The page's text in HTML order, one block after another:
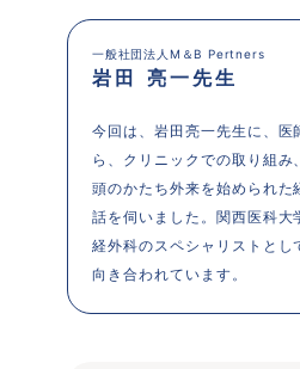
一般社団法人M＆B Pertners
岩田 亮一先生
今回は、岩田亮一先生に、医
ら、クリニックでの取り組み
頭のかたち外来を始められた
話を伺いました。関西医科大
経外科のスペシャリストとし
向き合われています。